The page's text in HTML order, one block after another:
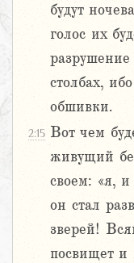
будут
голос их
столбах,
обшивки.
2:15 Вот чем
живущий
своем: «я,
он стал
зверей!
посвищет и